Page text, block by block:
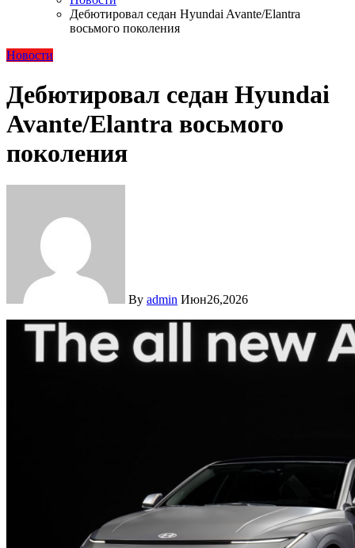
Дебютировал седан Hyundai Avante/Elantra
восьмого поколения
Новости
Дебютировал седан Hyundai
Avante/Elantra восьмого
поколения
By admin Июн26,2026